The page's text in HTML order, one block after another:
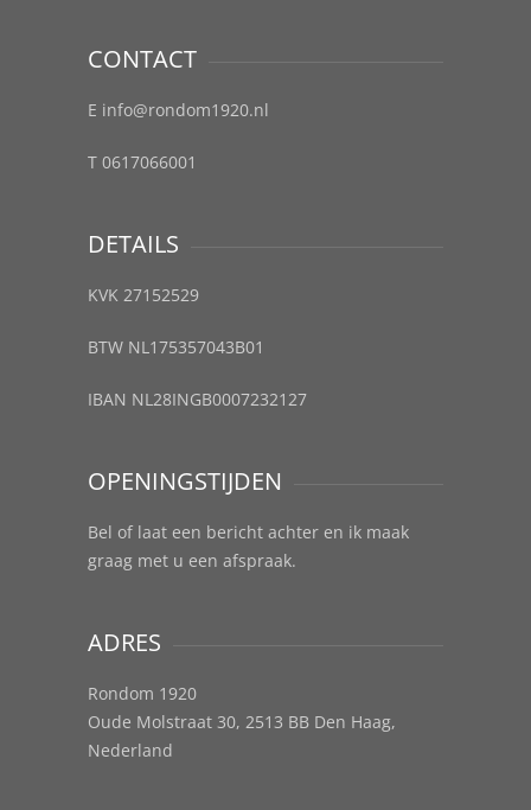
CONTACT
E info@rondom1920.nl
T 0617066001
DETAILS
KVK 27152529
BTW NL175357043B01
IBAN NL28INGB0007232127
OPENINGSTIJDEN
Bel of laat een bericht achter en ik maak
graag met u een afspraak.
ADRES
Rondom 1920
Oude Molstraat 30, 2513 BB Den Haag,
Nederland